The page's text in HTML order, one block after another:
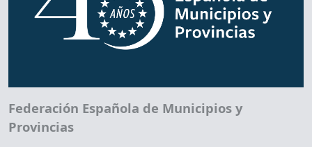
Federación Española de Municipios y
Provincias